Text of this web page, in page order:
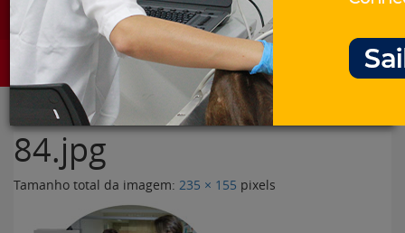
Assine Gratuitamente
Categorias
84.jpg
Tamanho total da imagem: 235 × 155 pixels